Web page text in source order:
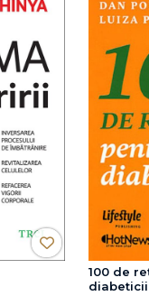
100 de
diabeticii